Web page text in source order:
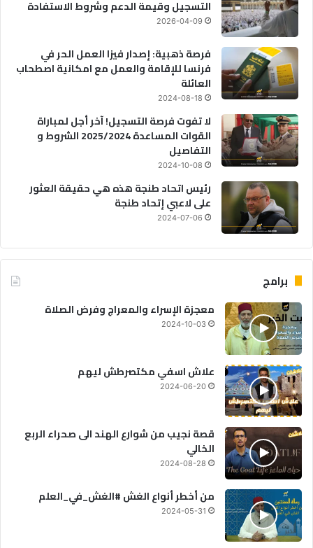
التسجيل وقيمة الدعم وشروط الاستفادة
2026-04-09
فرصة ذهبية: إصدار فيزا العمل الحر في
فرنسا للإقامة والعمل مع امكانية اصطحاب
العائلة
2024-08-18
لا تفوت فرصة التسجيل! آخر أجل لمباراة
القوات المساعدة 2025/2024 الشروط و
التفاصيل
2024-10-08
رئيس اتحاد طنجة هذه هي حقيقة العثور
على لاعبي إتحاد طنجة
2024-07-06
برامج
معجزة الإسراء والمعراج وفرض الصلاة
2024-10-03
علاش اسفي مكتصرطش ليهم
2024-06-20
قصة نجيب من شوارع الهند الى صحراء الربع
الخالي
2024-08-28
من أخطر أنواع الغش #الغش_في_العلم
2024-05-31